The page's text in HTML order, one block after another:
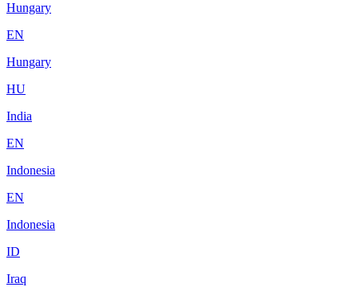
Hungary
EN
Hungary
HU
India
EN
Indonesia
EN
Indonesia
ID
Iraq